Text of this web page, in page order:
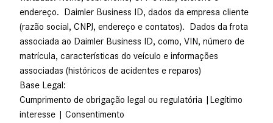
endereço. Daimler Business ID, dados da empresa cliente
(razão social, CNPJ, endereço e contatos). Dados da frota
associada ao Daimler Business ID, como, VIN, número de
matrícula, características do veículo e informações
associadas (históricos de acidentes e reparos)
Base Legal:
Cumprimento de obrigação legal ou regulatória |Legítimo
interesse | Consentimento